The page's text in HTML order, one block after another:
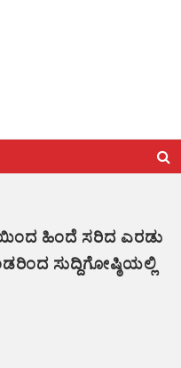
ಹಿಂದೆ ಸರಿದ ಎರಡು
ಸುದ್ದಿಗೋಷ್ಠಿಯಲ್ಲಿ